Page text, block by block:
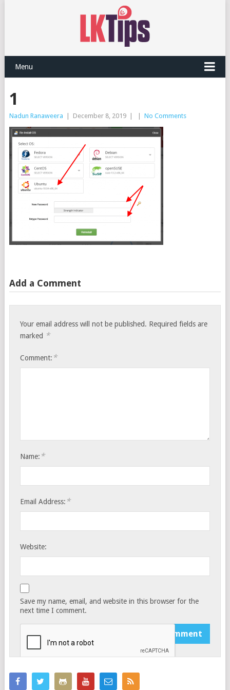
Menu
1
Nadun Ranaweera December 8, 2019 No Comments
Add a Comment
Your email address will not be published. Required fields are
marked *
Comment: *
Name: *
Email Address: *
Website:
Save my name, email, and website in this browser for the
next time I comment.